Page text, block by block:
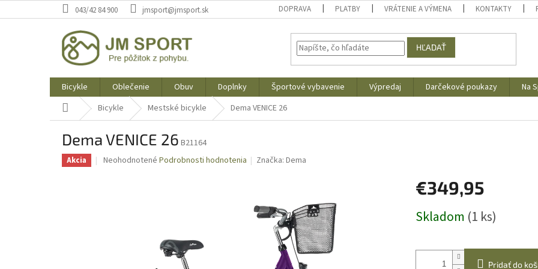
na
043/42 84 900 jmsport@jmsport.sk DOPRAVA PLATBY VRÁTENIE A VÝMENA KONTAKTY
HĽADAŤ
Bicykle Oblečenie Obuv Doplnky Športové vybavenie Výpredaj Darčekové poukazy Na
DomovBicykle Mestské bicykle Dema VENICE 26
Dema VENICE 26 B21164
Akcia
Priemerné
Neohodnotené Podrobnosti hodnotenia Značka:Dema
€349,95
cena:
Skladom (1 ks)
Pridať do